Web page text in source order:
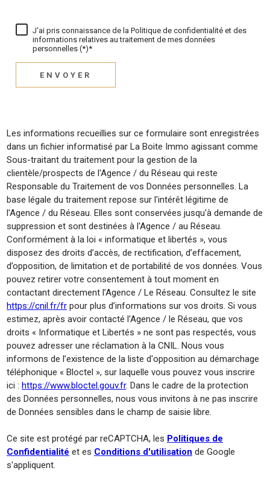
J'ai pris connaissance de la Politique de confidentialité et des
informations relatives au traitement de mes données
personnelles (*)*
ENVOYER
Les informations recueillies sur ce formulaire sont enregistrées
dans un fichier informatisé par La Boite Immo agissant comme
Sous-traitant du traitement pour la gestion de la
clientèle/prospects de l'Agence / du Réseau qui reste
Responsable du Traitement de vos Données personnelles. La
base légale du traitement repose sur l'intérêt légitime de
l'Agence / du Réseau. Elles sont conservées jusqu'à demande de
suppression et sont destinées à l'Agence / au Réseau.
Conformément à la loi « informatique et libertés », vous
disposez des droits d’accès, de rectification, d’effacement,
d’opposition, de limitation et de portabilité de vos données. Vous
pouvez retirer votre consentement à tout moment en
contactant directement l’Agence / Le Réseau. Consultez le site
https://cnil.fr/fr pour plus d’informations sur vos droits. Si vous
estimez, après avoir contacté l'Agence / le Réseau, que vos
droits « Informatique et Libertés » ne sont pas respectés, vous
pouvez adresser une réclamation à la CNIL. Nous vous
informons de l’existence de la liste d'opposition au démarchage
téléphonique « Bloctel », sur laquelle vous pouvez vous inscrire
ici : https://www.bloctel.gouv.fr. Dans le cadre de la protection
des Données personnelles, nous vous invitons à ne pas inscrire
de Données sensibles dans le champ de saisie libre.
Ce site est protégé par reCAPTCHA, les Politiques de
Confidentialité et es Conditions d'utilisation de Google
s'appliquent.